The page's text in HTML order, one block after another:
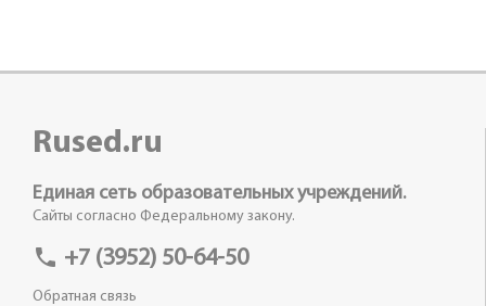
Rused.ru
Единая сеть образовательных учреждений.
Сайты согласно Федеральному закону.
phone +7 (3952) 50-64-50
Обратная связь